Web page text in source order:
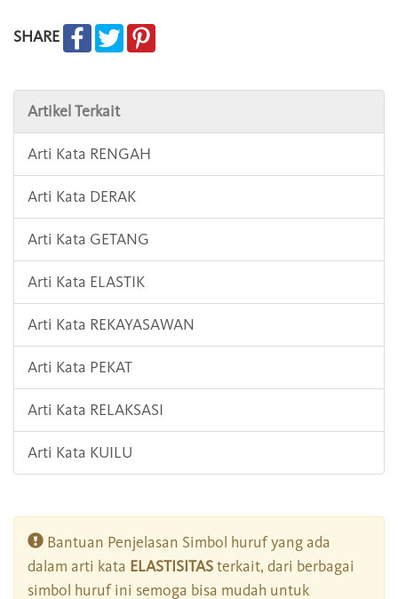
SHARE
Artikel Terkait
Arti Kata RENGAH
Arti Kata DERAK
Arti Kata GETANG
Arti Kata ELASTIK
Arti Kata REKAYASAWAN
Arti Kata PEKAT
Arti Kata RELAKSASI
Arti Kata KUILU
Bantuan Penjelasan Simbol huruf yang ada
dalam arti kata ELASTISITASterkait, dari berbagai
simbol huruf ini semoga bisa mudah untuk